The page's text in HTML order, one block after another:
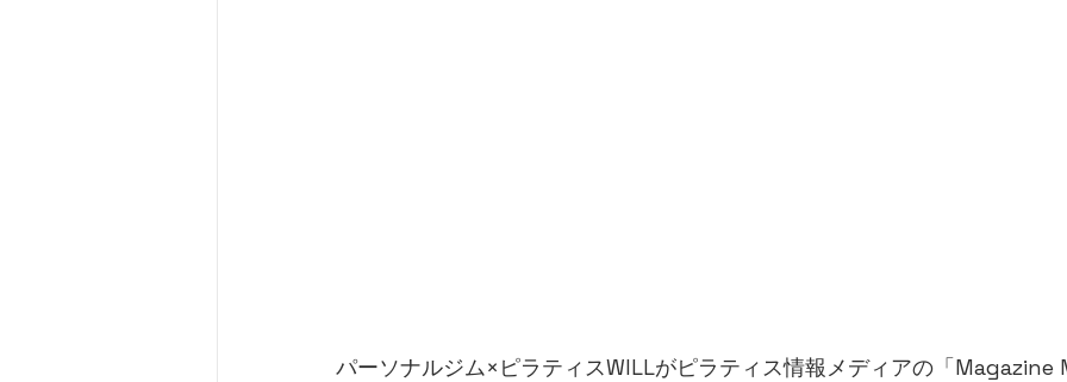
パーソナルジム×ピラティスWILLがピラティス情報メディアの「Magazine